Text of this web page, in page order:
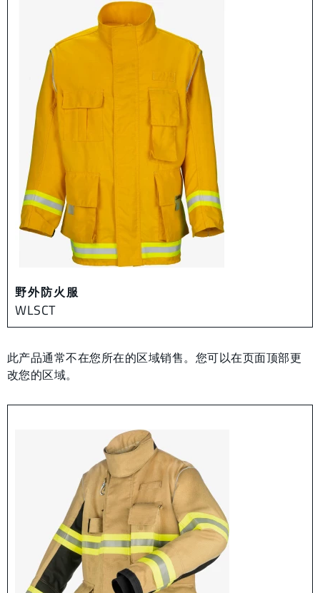
野外防火服
WLSCT
此产品通常不在您所在的区域销售。您可以在页面顶部更
改您的区域。